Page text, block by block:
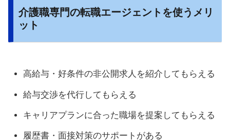
介護職専門の転職エージェントを使うメリ
ット
高給与・好条件の非公開求人を紹介してもらえる
給与交渉を代行してもらえる
キャリアプランに合った職場を提案してもらえる
履歴書・面接対策のサポートがある